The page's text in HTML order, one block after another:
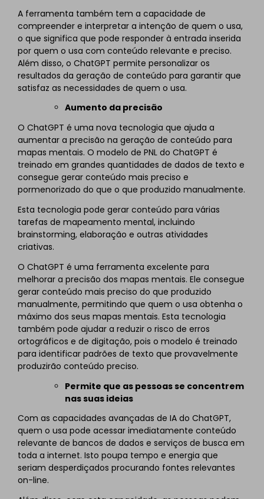
A ferramenta também tem a capacidade de
compreender e interpretar a intenção de quem o usa,
o que significa que pode responder à entrada inserida
por quem o usa com conteúdo relevante e preciso.
Além disso, o ChatGPT permite personalizar os
resultados da geração de conteúdo para garantir que
satisfaz as necessidades de quem o usa.
Aumento da precisão
O ChatGPT é uma nova tecnologia que ajuda a
aumentar a precisão na geração de conteúdo para
mapas mentais. O modelo de PNL do ChatGPT é
treinado em grandes quantidades de dados de texto e
consegue gerar conteúdo mais preciso e
pormenorizado do que o que produzido manualmente.
Esta tecnologia pode gerar conteúdo para várias
tarefas de mapeamento mental, incluindo
brainstorming, elaboração e outras atividades
criativas.
O ChatGPT é uma ferramenta excelente para
melhorar a precisão dos mapas mentais. Ele consegue
gerar conteúdo mais preciso do que produzido
manualmente, permitindo que quem o usa obtenha o
máximo dos seus mapas mentais. Esta tecnologia
também pode ajudar a reduzir o risco de erros
ortográficos e de digitação, pois o modelo é treinado
para identificar padrões de texto que provavelmente
produzirão conteúdo preciso.
Permite que as pessoas se concentrem
nas suas ideias
Com as capacidades avançadas de IA do ChatGPT,
quem o usa pode acessar imediatamente conteúdo
relevante de bancos de dados e serviços de busca em
toda a internet. Isto poupa tempo e energia que
seriam desperdiçados procurando fontes relevantes
on-line.